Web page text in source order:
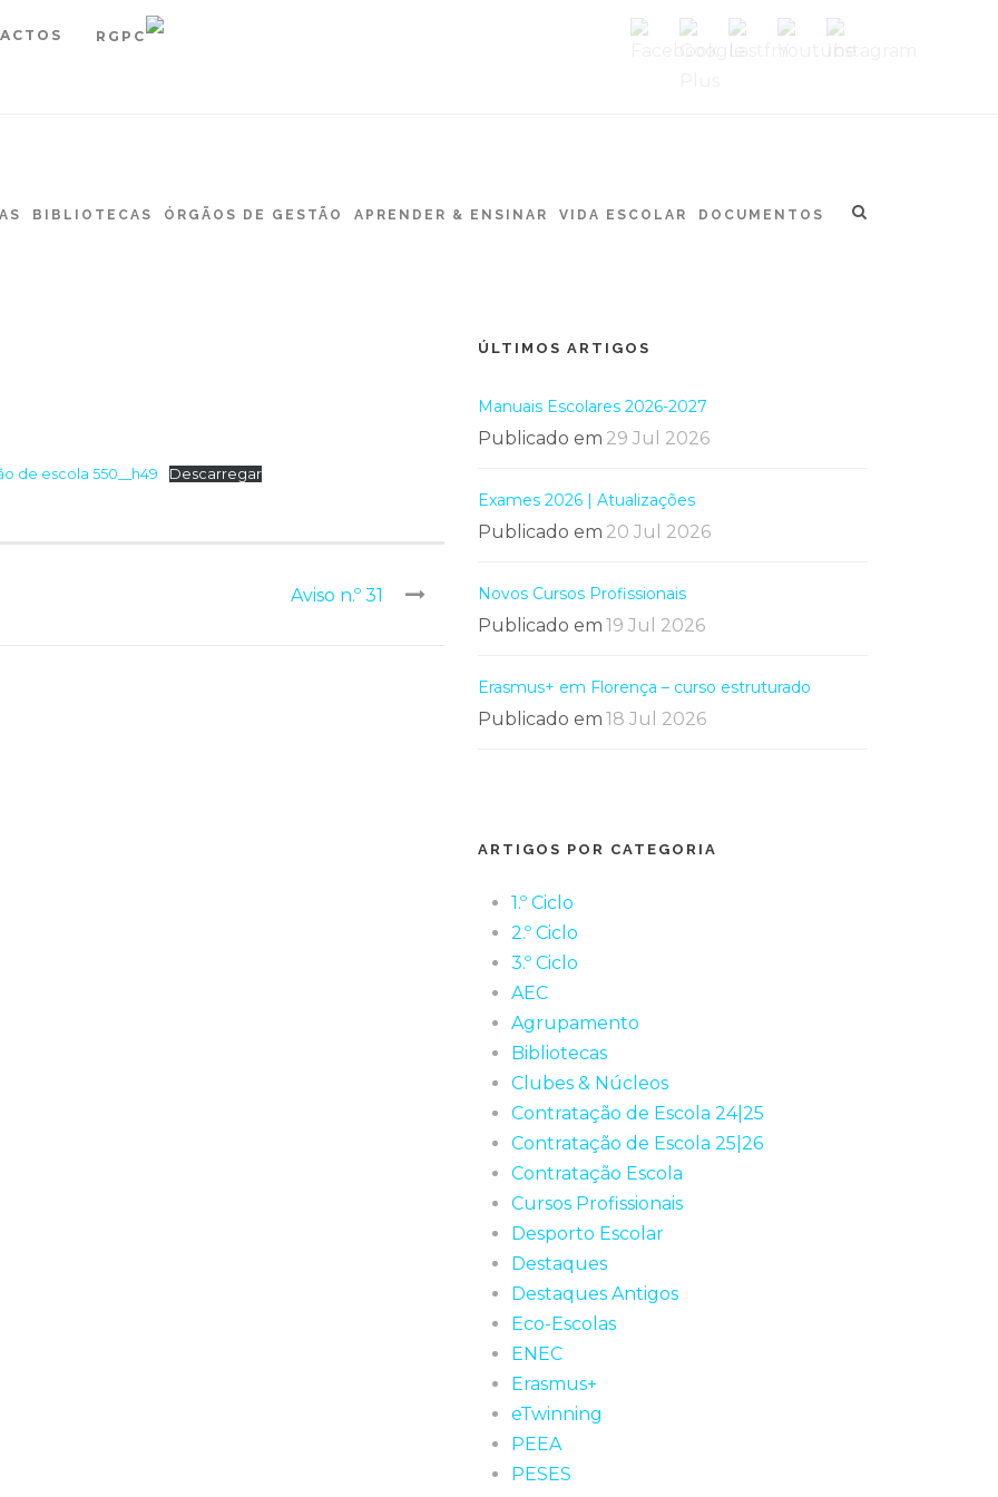
RGPC
BIBLIOTECAS ÓRGÃOS DE GESTÃO APRENDER & ENSINAR VIDA ESCOLAR DOCUMENTOS
de escola 550__h49 Descarregar
Aviso n.º 31
ÚLTIMOS ARTIGOS
Manuais Escolares 2026-2027
Publicado em 29 Jul 2026
Exames 2026 | Atualizações
Publicado em 20 Jul 2026
Novos Cursos Profissionais
Publicado em 19 Jul 2026
Erasmus+ em Florença – curso estruturado
Publicado em 18 Jul 2026
ARTIGOS POR CATEGORIA
1.º Ciclo
2.º Ciclo
3.º Ciclo
AEC
Agrupamento
Bibliotecas
Clubes & Núcleos
Contratação de Escola 24|25
Contratação de Escola 25|26
Contratação Escola
Cursos Profissionais
Desporto Escolar
Destaques
Destaques Antigos
Eco-Escolas
ENEC
Erasmus+
eTwinning
PEEA
PESES